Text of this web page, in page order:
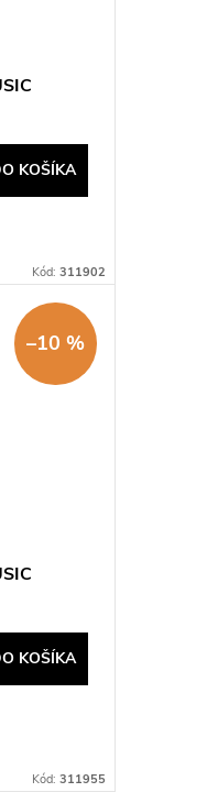
KOŠÍKA
Kód: 311902
–10 %
KOŠÍKA
Kód: 311955